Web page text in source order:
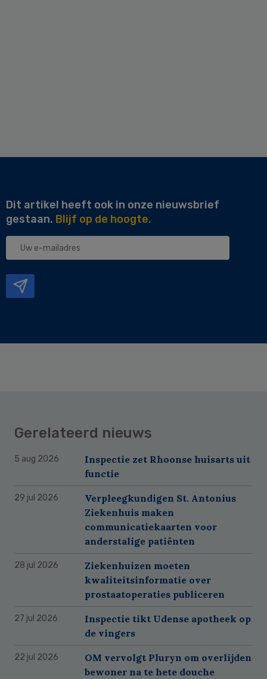
Dit artikel heeft ook in onze nieuwsbrief
gestaan. Blijf op de hoogte.
Uw
Gerelateerd nieuws
5 aug 2026
Inspectie zet Rhoonse huisarts uit
functie
29 jul 2026
Verpleegkundigen St. Antonius
Ziekenhuis maken
communicatiekaarten voor
anderstalige patiënten
28 jul 2026
Ziekenhuizen moeten
kwaliteitsinformatie over
prostaatoperaties publiceren
27 jul 2026
Inspectie tikt Udense apotheek op
de vingers
22 jul 2026
OM vervolgt Pluryn om overlijden
bewoner na te hete douche